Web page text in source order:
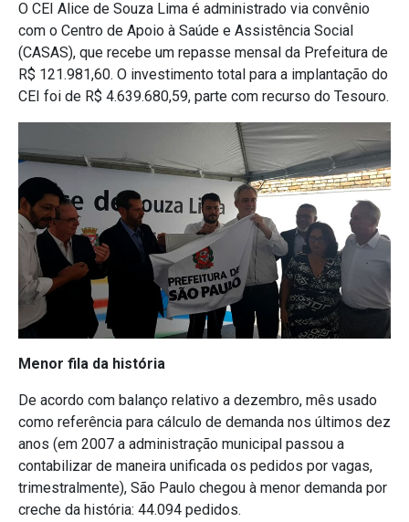
O CEI Alice de Souza Lima é administrado via convênio
com o Centro de Apoio à Saúde e Assistência Social
(CASAS), que recebe um repasse mensal da Prefeitura de
R$ 121.981,60. O investimento total para a implantação do
CEI foi de R$ 4.639.680,59, parte com recurso do Tesouro.
Menor fila da história
De acordo com balanço relativo a dezembro, mês usado
como referência para cálculo de demanda nos últimos dez
anos (em 2007 a administração municipal passou a
contabilizar de maneira unificada os pedidos por vagas,
trimestralmente), São Paulo chegou à menor demanda por
creche da história: 44.094 pedidos.